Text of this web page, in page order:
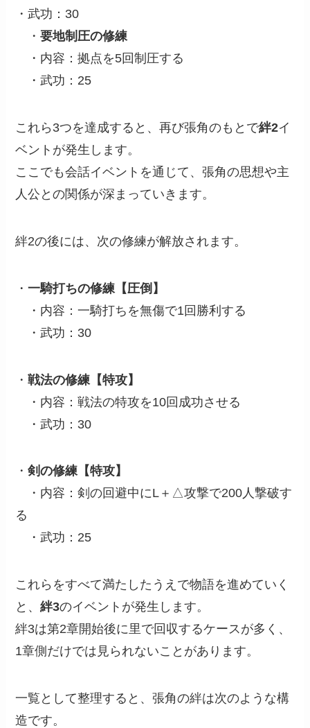
・武功：30
・要地制圧の修練
・内容：拠点を5回制圧する
・武功：25
これら3つを達成すると、再び張角のもとで絆2イ
ベントが発生します。
ここでも会話イベントを通じて、張角の思想や主
人公との関係が深まっていきます。
絆2の後には、次の修練が解放されます。
・一騎打ちの修練【圧倒】
・内容：一騎打ちを無傷で1回勝利する
・武功：30
・戦法の修練【特攻】
・内容：戦法の特攻を10回成功させる
・武功：30
・剣の修練【特攻】
・内容：剣の回避中にL＋△攻撃で200人撃破す
る
・武功：25
これらをすべて満たしたうえで物語を進めていく
と、絆3のイベントが発生します。
絆3は第2章開始後に里で回収するケースが多く、
1章側だけでは見られないことがあります。
一覧として整理すると、張角の絆は次のような構
造です。